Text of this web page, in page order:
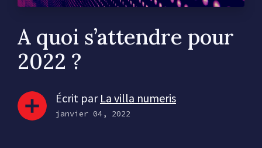
A quoi s’attendre pour
2022 ?
Écrit par La villa numeris
janvier 04, 2022